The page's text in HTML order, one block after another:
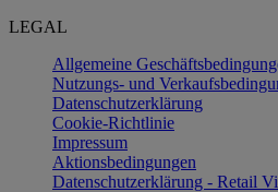
LEGAL
Allgemeine
Nutzungs- und
Datenschutzerklärung
Cookie-Richtlinie
Impressum
Aktionsbedingungen
Datenschutzerklärung - Retail